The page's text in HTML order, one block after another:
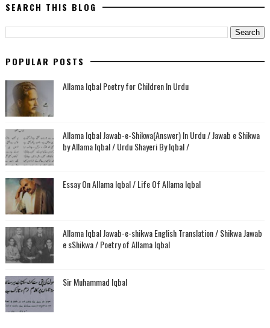
SEARCH THIS BLOG
POPULAR POSTS
Allama Iqbal Poetry for Children In Urdu
Allama Iqbal Jawab-e-Shikwa(Answer) In Urdu / Jawab e Shikwa
by Allama Iqbal / Urdu Shayeri By Iqbal /
Essay On Allama Iqbal / Life Of Allama Iqbal
Allama Iqbal Jawab-e-shikwa English Translation / Shikwa Jawab
e sShikwa / Poetry of Allama Iqbal
Sir Muhammad Iqbal